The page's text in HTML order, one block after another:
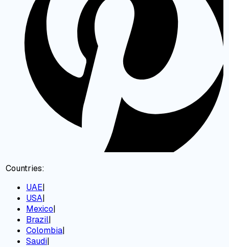
Countries:
UAE|
USA|
Mexico|
Brazil|
Colombia|
Saudi|